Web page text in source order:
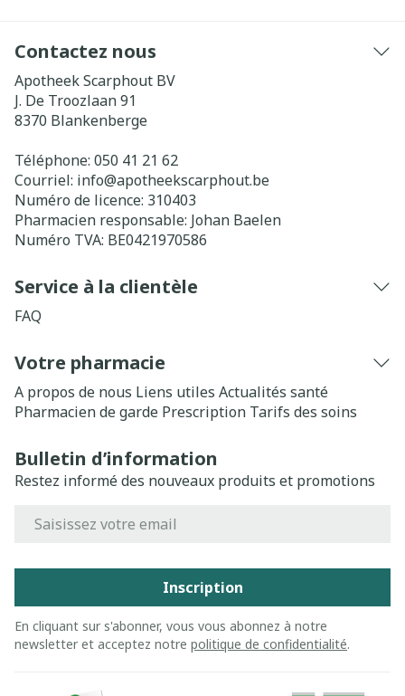
Contactez nous
Apotheek Scarphout BV
J. De Troozlaan 91
8370 Blankenberge
Téléphone: 050 41 21 62
Courriel: info@apotheekscarphout.be
Numéro de licence: 310403
Pharmacien responsable: Johan Baelen
Numéro TVA: BE0421970586
Service à la clientèle
FAQ
Votre pharmacie
A propos de nous Liens utiles Actualités santé
Pharmacien de garde Prescription Tarifs des soins
Bulletin d’information
Restez informé des nouveaux produits et promotions
Inscription
En cliquant sur s'abonner, vous vous abonnez à notre
newsletter et acceptez notre politique de confidentialité.